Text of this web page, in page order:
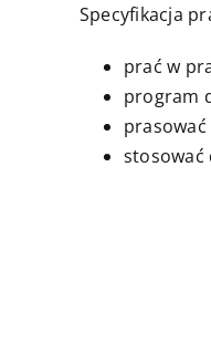
Specyfikacja
prać w
program
stosować